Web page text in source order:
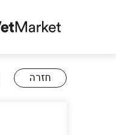
חזרה